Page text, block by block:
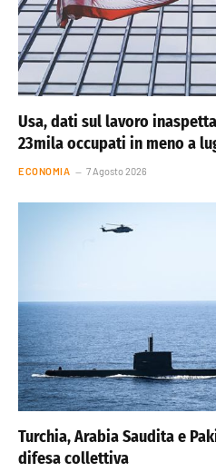
Usa, dati sul lavoro
23mila occupati in meno a
ECONOMIA 7 Agosto 2026
Turchia, Arabia Saudita e
difesa collettiva